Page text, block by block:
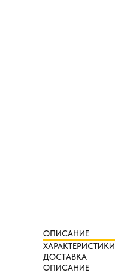
ОПИСАНИЕ
ХАРАКТЕРИСТИКИ
ДОСТАВКА
ОПИСАНИЕ